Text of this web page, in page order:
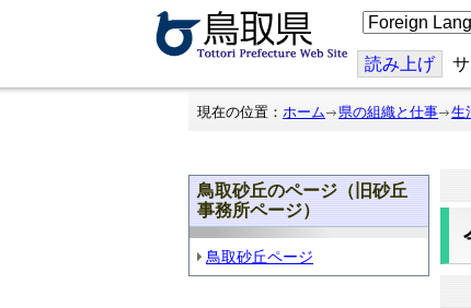
こ
の
ジ
を
翻
読み上げ
現在の位置： ホーム 県の組織と仕事 生
鳥取砂丘のページ（旧砂丘
事務所ページ）
鳥取砂丘ページ